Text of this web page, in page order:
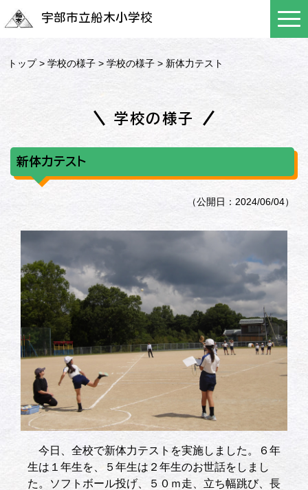
宇部市立船木小学校
トップ>学校の様子 >学校の様子 > 新体力テスト
学校の様子
新体力テスト
（公開日：2024/06/04）
今日、全校で新体力テストを実施しました。６年
生は１年生を、５年生は２年生のお世話をしまし
た。ソフトボール投げ、５０ｍ走、立ち幅跳び、長